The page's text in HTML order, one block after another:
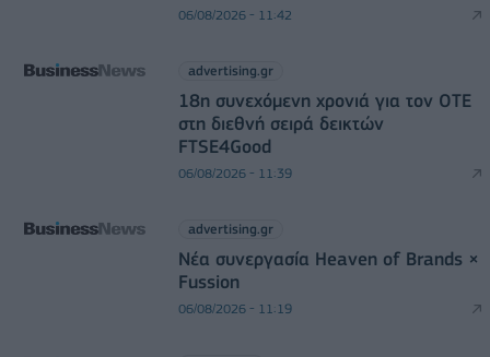
06/08/2026 - 11:42
advertising.gr
18η συνεχόμενη χρονιά για τον ΟΤΕ
στη διεθνή σειρά δεικτών
FTSE4Good
06/08/2026 - 11:39
advertising.gr
Νέα συνεργασία Heaven of Brands ×
Fussion
06/08/2026 - 11:19